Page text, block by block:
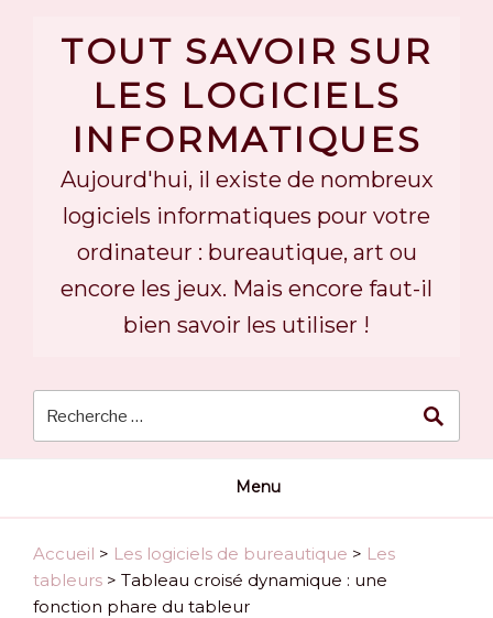
TOUT SAVOIR SUR
LES LOGICIELS
INFORMATIQUES
Aujourd'hui, il existe de nombreux
logiciels informatiques pour votre
ordinateur : bureautique, art ou
encore les jeux. Mais encore faut-il
bien savoir les utiliser !
Menu
Accueil > Les logiciels de bureautique > Les
tableurs > Tableau croisé dynamique : une
fonction phare du tableur